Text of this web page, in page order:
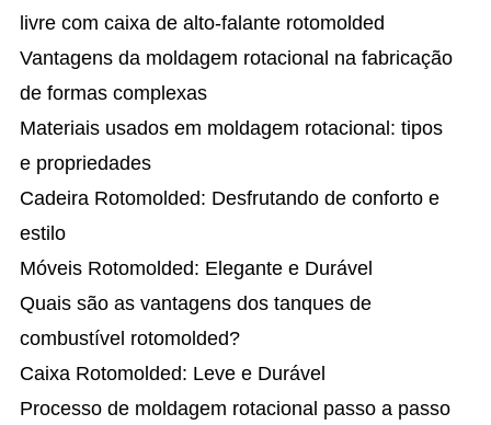
livre com caixa de alto-falante rotomolded
Vantagens da moldagem rotacional na fabricação
de formas complexas
Materiais usados em moldagem rotacional: tipos
e propriedades
Cadeira Rotomolded: Desfrutando de conforto e
estilo
Móveis Rotomolded: Elegante e Durável
Quais são as vantagens dos tanques de
combustível rotomolded?
Caixa Rotomolded: Leve e Durável
Processo de moldagem rotacional passo a passo